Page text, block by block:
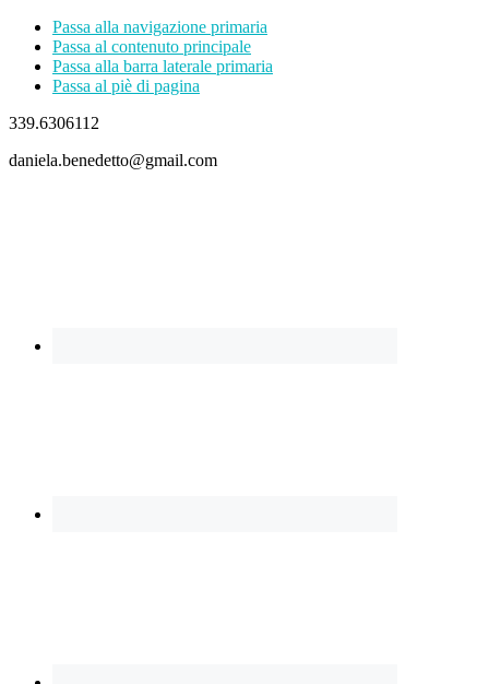
Passa alla navigazione primaria
Passa al contenuto principale
Passa alla barra laterale primaria
Passa al piè di pagina
339.6306112
daniela.benedetto@gmail.com